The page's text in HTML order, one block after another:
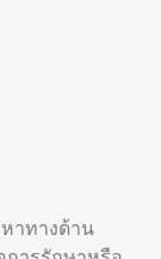
าทางด้าน